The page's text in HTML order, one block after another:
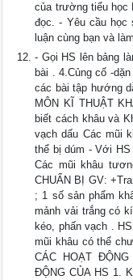
của trường tiểu học
đọc. - Yêu cầu học
luận cùng bạn và
- Gọi HS lên bảng
bài . 4.Củng cố -
các bài tập hướng
MÔN KĨ THUẬT
biết cách khâu và
vạch dấu Các mũi
thể bị dúm - Với
Các mũi khâu
CHUẨN BỊ GV:
; 1 số sản phẩm
mảnh vải trắng có
kéo, phấn vạch .
mũi khâu có thể
CÁC HOẠT
ĐỘNG CỦA HS 1.